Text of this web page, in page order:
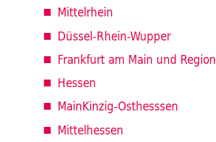
Mittelrhein
Düssel-Rhein-Wupper
Frankfurt am Main und Region
Hessen
MainKinzig-Osthesssen
Mittelhessen